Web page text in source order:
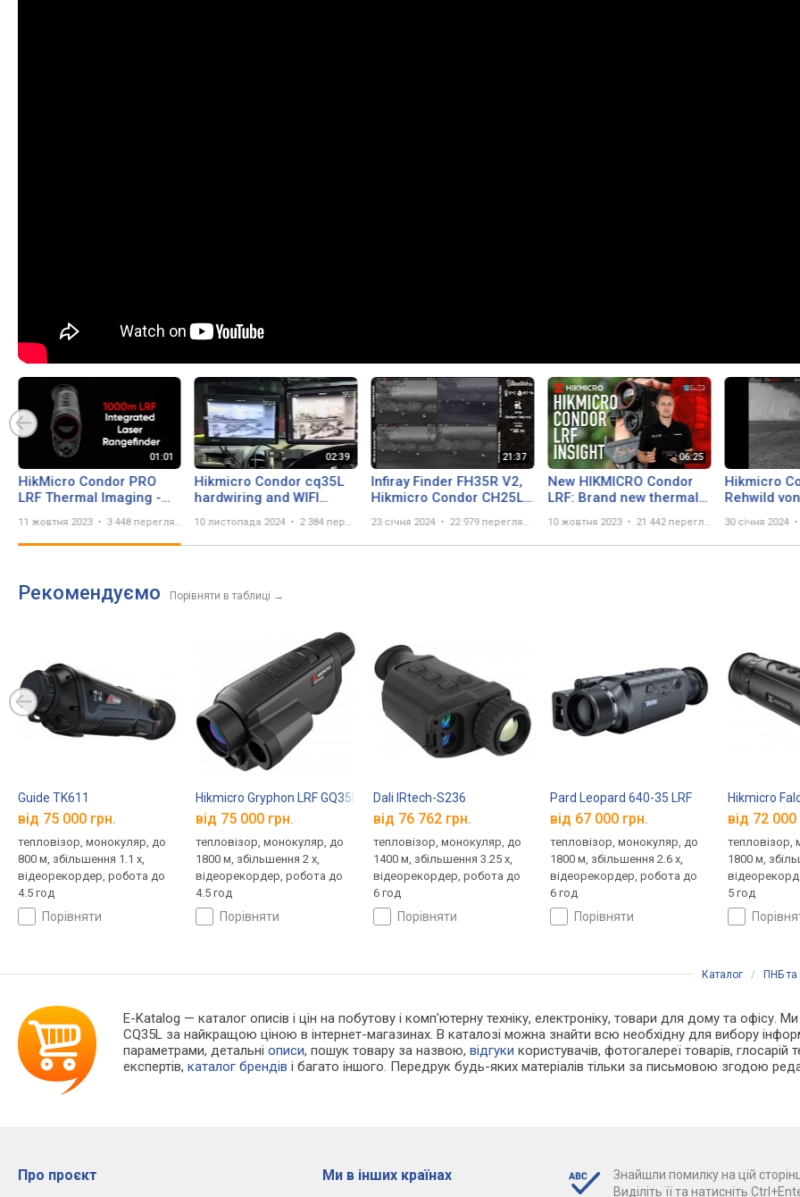
HikMicro Condor PRO
LRF Thermal Imaging -
11 жовтня 2023 3 448 переглядів
Hikmicro Condor cq35L
hardwiring and WIFI
10 листопада 2024 2 384 перегляда
Infiray Finder FH35R V2,
Hikmicro Condor CH25L,
23 січня 2024 22 979 переглядів
New HIKMICRO Condor
LRF: Brand new thermal
1000m Laser Range
Finder
10 жовтня 2023 21 442 перегляда
Hikmicro
Rehwild
30 січня 2024
Рекомендуємо Порівняти в таблиці →
Guide TK611
від 75 000 грн.
тепловізор, монокуляр, до
800 м, збільшення 1.1 x,
відеорекордер, робота до
4.5 год
порівняти
Hikmicro Gryphon LRF GQ35L
від 75 000 грн.
тепловізор, монокуляр, до
1800 м, збільшення 2 x,
відеорекордер, робота до
4.5 год
порівняти
Dali IRtech-S236
від 76 762 грн.
тепловізор, монокуляр, до
1400 м, збільшення 3.25 x,
відеорекордер, робота до
6 год
порівняти
Pard Leopard 640-35 LRF
від 67 000 грн.
тепловізор, монокуляр, до
1800 м, збільшення 2.6 x,
відеорекордер, робота до
6 год
порівняти
Hikmicro
від 72 000
тепловізор,
1800 м,
5 год
Каталог / ПНБ та
E-Katalog — каталог описів і цін на побутову і комп'ютерну техніку, електроніку, товари для дому та офісу.
CQ35L за найкращою ціною в інтернет-магазинах. В каталозі можна знайти всю необхідну для вибору
параметрами, детальніописи, пошук товару за назвою,відгуки користувачів, фотогалереї товарів, глосарій
експертів,каталог брендів і багато іншого. Передрук будь-яких матеріалів тільки за письмовою згодою
Про проєкт Ми в інших країнах
Знайшли помилку на цій
Виділіть її та натисніть